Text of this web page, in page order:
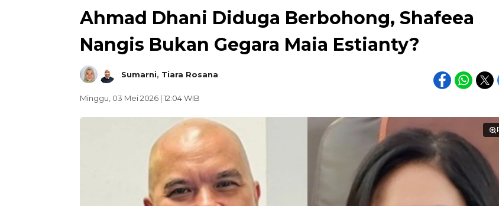
Ahmad Dhani Diduga Berbohong, Shafeea
Nangis Bukan Gegara Maia Estianty?
Sumarni, Tiara Rosana
Minggu, 03 Mei 2026 | 12:04 WIB